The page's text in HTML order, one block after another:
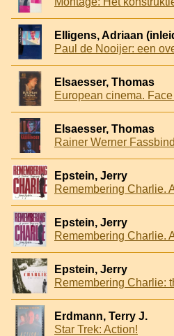
Elligens, Adriaan
Elsaesser, Thomas
Elsaesser, Thomas
Rainer Werner
Epstein, Jerry
Epstein, Jerry
Epstein, Jerry
Erdmann, Terry J.
Star Trek: Action!